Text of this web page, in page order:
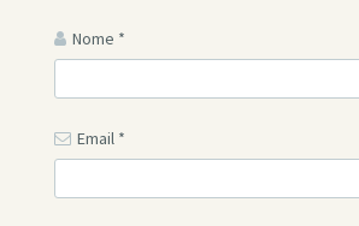
Nome *
Email *